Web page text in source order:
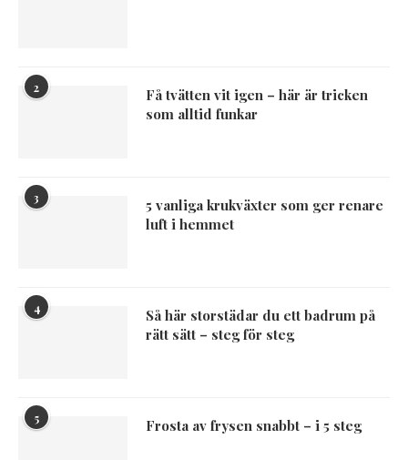
2
Få tvätten vit igen – här är tricken
som alltid funkar
3
5 vanliga krukväxter som ger renare
luft i hemmet
4
Så här storstädar du ett badrum på
rätt sätt – steg för steg
5 Frosta av frysen snabbt – i 5 steg